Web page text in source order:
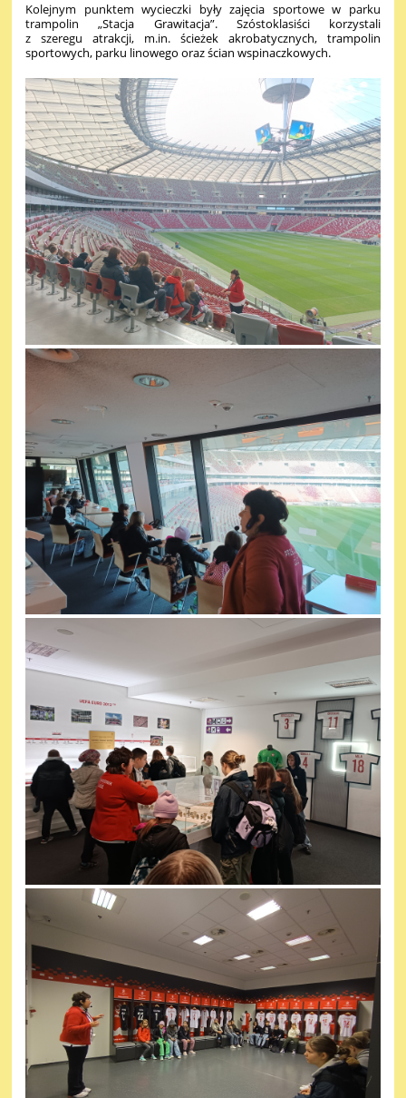
Kolejnym punktem wycieczki były zajęcia sportowe w parku
trampolin „Stacja Grawitacja”. Szóstoklasiści korzystali
z szereguatrakcji, m.in. ścieżek akrobatycznych, trampolin
sportowych, parku linowego oraz ścian wspinaczkowych.